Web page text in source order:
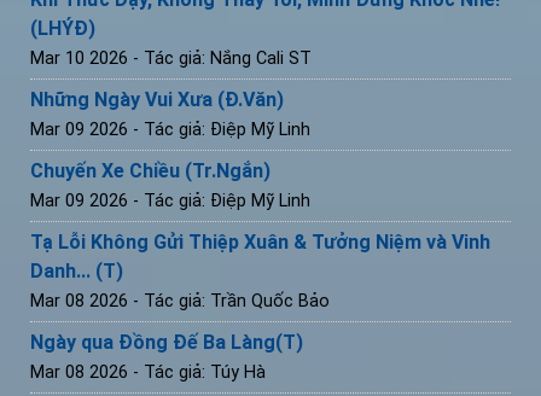
(LHÝĐ)
Mar 10 2026 - Tác giả: Nắng Cali ST
Những Ngày Vui Xưa (Đ.Văn)
Mar 09 2026 - Tác giả: Điệp Mỹ Linh
Chuyến Xe Chiều (Tr.Ngắn)
Mar 09 2026 - Tác giả: Điệp Mỹ Linh
Tạ Lỗi Không Gửi Thiệp Xuân & Tưởng Niệm và Vinh
Danh... (T)
Mar 08 2026 - Tác giả: Trần Quốc Bảo
Ngày qua Đồng Đế Ba Làng(T)
Mar 08 2026 - Tác giả: Túy Hà